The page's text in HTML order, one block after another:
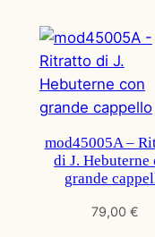
mod45005A –
di J. Hebuterne
grande
79,00€